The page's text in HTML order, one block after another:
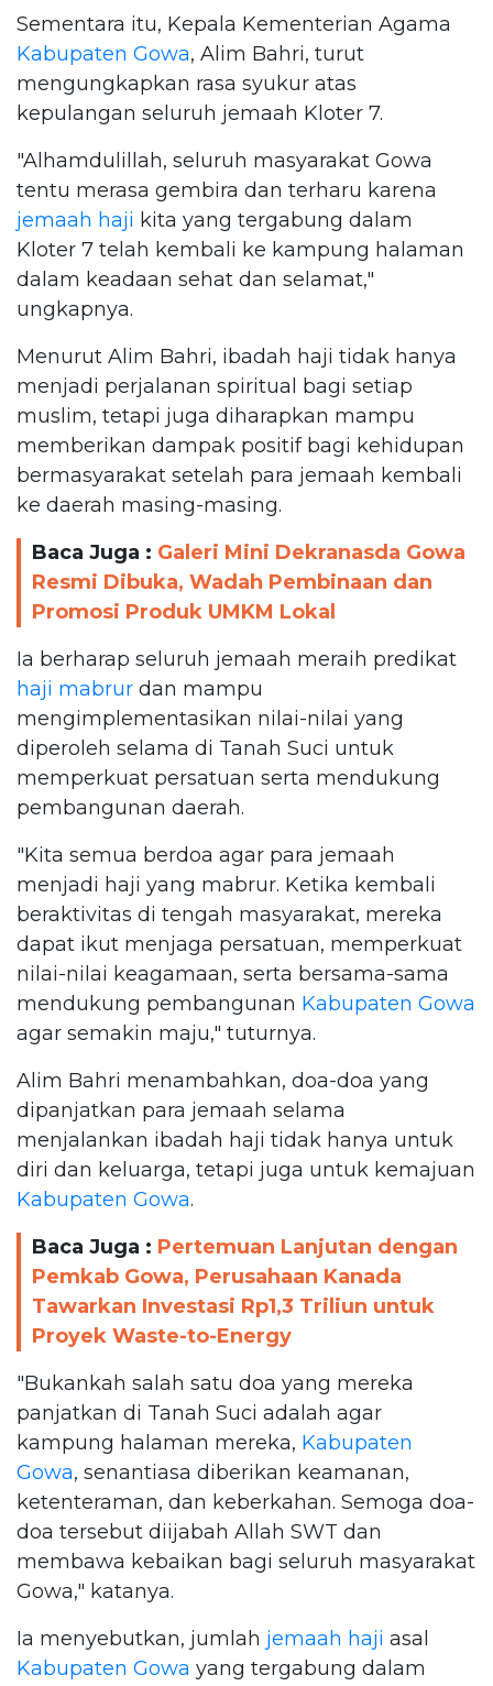
Sementara itu, Kepala Kementerian Agama
Kabupaten Gowa, Alim Bahri, turut
mengungkapkan rasa syukur atas
kepulangan seluruh jemaah Kloter 7.
"Alhamdulillah, seluruh masyarakat Gowa
tentu merasa gembira dan terharu karena
jemaah haji kita yang tergabung dalam
Kloter 7 telah kembali ke kampung halaman
dalam keadaan sehat dan selamat,"
ungkapnya.
Menurut Alim Bahri, ibadah haji tidak hanya
menjadi perjalanan spiritual bagi setiap
muslim, tetapi juga diharapkan mampu
memberikan dampak positif bagi kehidupan
bermasyarakat setelah para jemaah kembali
ke daerah masing-masing.
Baca Juga : Galeri Mini Dekranasda Gowa
Resmi Dibuka, Wadah Pembinaan dan
Promosi Produk UMKM Lokal
Ia berharap seluruh jemaah meraih predikat
haji mabrur dan mampu
mengimplementasikan nilai-nilai yang
diperoleh selama di Tanah Suci untuk
memperkuat persatuan serta mendukung
pembangunan daerah.
"Kita semua berdoa agar para jemaah
menjadi haji yang mabrur. Ketika kembali
beraktivitas di tengah masyarakat, mereka
dapat ikut menjaga persatuan, memperkuat
nilai-nilai keagamaan, serta bersama-sama
mendukung pembangunan Kabupaten Gowa
agar semakin maju," tuturnya.
Alim Bahri menambahkan, doa-doa yang
dipanjatkan para jemaah selama
menjalankan ibadah haji tidak hanya untuk
diri dan keluarga, tetapi juga untuk kemajuan
Kabupaten Gowa.
Baca Juga : Pertemuan Lanjutan dengan
Pemkab Gowa, Perusahaan Kanada
Tawarkan Investasi Rp1,3 Triliun untuk
Proyek Waste-to-Energy
"Bukankah salah satu doa yang mereka
panjatkan di Tanah Suci adalah agar
kampung halaman mereka, Kabupaten
Gowa, senantiasa diberikan keamanan,
ketenteraman, dan keberkahan. Semoga doa-
doa tersebut diijabah Allah SWT dan
membawa kebaikan bagi seluruh masyarakat
Gowa," katanya.
Ia menyebutkan, jumlah jemaah haji asal
Kabupaten Gowa yang tergabung dalam